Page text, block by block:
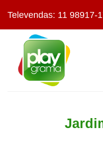
content
Televendas: 11 98917-